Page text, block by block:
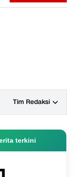
Tim Redaksi
terkini